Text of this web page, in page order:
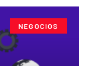
NEGOCIOS